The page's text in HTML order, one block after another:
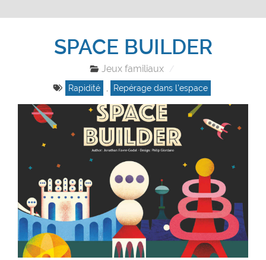
SPACE BUILDER
Jeux familiaux
Rapidité , Repérage dans l'espace